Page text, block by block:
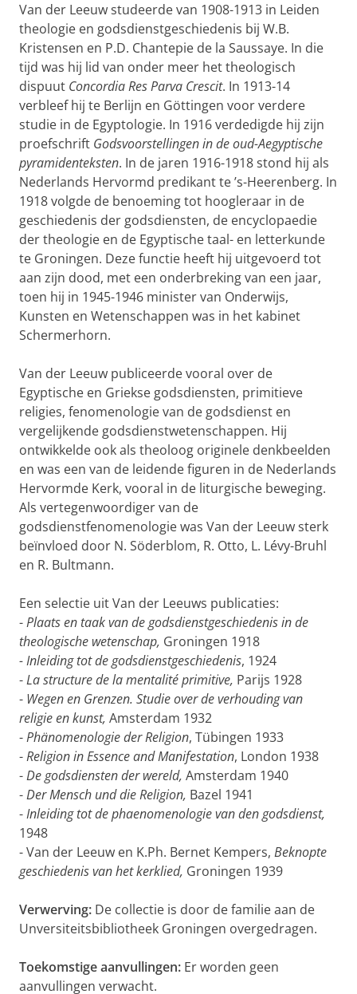
Van der Leeuw studeerde van 1908-1913 in Leiden
theologie en godsdienstgeschiedenis bij W.B.
Kristensen en P.D. Chantepie de la Saussaye. In die
tijd was hij lid van onder meer het theologisch
dispuut Concordia Res Parva Crescit. In 1913-14
verbleef hij te Berlijn en Göttingen voor verdere
studie in de Egyptologie. In 1916 verdedigde hij zijn
proefschrift Godsvoorstellingen in de oud-Aegyptische
pyramidenteksten. In de jaren 1916-1918 stond hij als
Nederlands Hervormd predikant te ’s-Heerenberg. In
1918 volgde de benoeming tot hoogleraar in de
geschiedenis der godsdiensten, de encyclopaedie
der theologie en de Egyptische taal- en letterkunde
te Groningen. Deze functie heeft hij uitgevoerd tot
aan zijn dood, met een onderbreking van een jaar,
toen hij in 1945-1946 minister van Onderwijs,
Kunsten en Wetenschappen was in het kabinet
Schermerhorn.
Van der Leeuw publiceerde vooral over de
Egyptische en Griekse godsdiensten, primitieve
religies, fenomenologie van de godsdienst en
vergelijkende godsdienstwetenschappen. Hij
ontwikkelde ook als theoloog originele denkbeelden
en was een van de leidende figuren in de Nederlands
Hervormde Kerk, vooral in de liturgische beweging.
Als vertegenwoordiger van de
godsdienstfenomenologie was Van der Leeuw sterk
beïnvloed door N. Söderblom, R. Otto, L. Lévy-Bruhl
en R. Bultmann.
Een selectie uit Van der Leeuws publicaties:
-Plaats en taak van de godsdienstgeschiedenis in de
theologische wetenschap, Groningen 1918
- Inleiding tot de godsdienstgeschiedenis, 1924
-La structure de la mentalité primitive, Parijs 1928
- Wegen en Grenzen. Studie over de verhouding van
religie en kunst, Amsterdam 1932
-Phänomenologie der Religion, Tübingen 1933
-Religion in Essence and Manifestation, London 1938
-De godsdiensten der wereld, Amsterdam 1940
-Der Mensch und die Religion, Bazel 1941
-Inleiding tot de phaenomenologie van den godsdienst,
1948
- Van der Leeuw en K.Ph. Bernet Kempers, Beknopte
geschiedenis van het kerklied, Groningen 1939
Verwerving: De collectie is door de familie aan de
Unversiteitsbibliotheek Groningen overgedragen.
Toekomstige aanvullingen: Er worden geen
aanvullingen verwacht.